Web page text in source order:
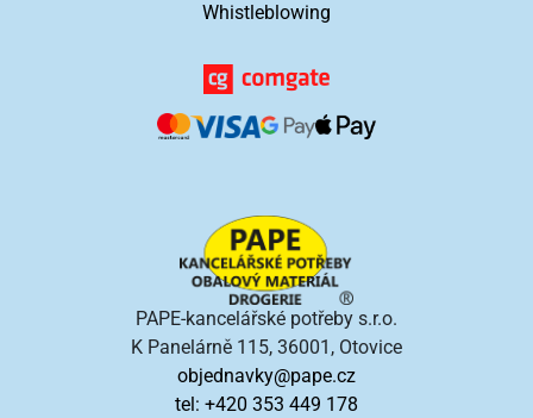
Whistleblowing
PAPE-kancelářské potřeby s.r.o.
K Panelárně 115, 36001, Otovice
objednavky@pape.cz
tel: +420 353 449 178